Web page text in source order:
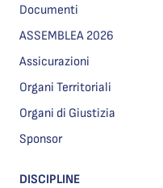
Documenti
ASSEMBLEA 2026
Assicurazioni
Organi Territoriali
Organi di Giustizia
Sponsor
DISCIPLINE